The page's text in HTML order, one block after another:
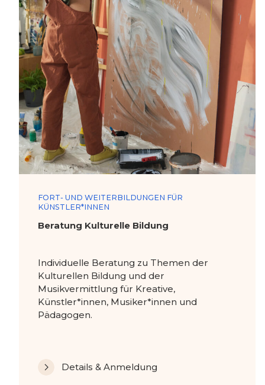
FORT- UND WEITERBILDUNGEN FÜR
KÜNSTLER*INNEN
Beratung Kulturelle Bildung
Individuelle Beratung zu Themen der
Kulturellen Bildung und der
Musikvermittlung für Kreative,
Künstler*innen, Musiker*innen und
Pädagogen.
Details & Anmeldung